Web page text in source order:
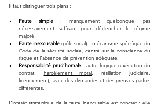
Il faut distinguer trois plans :
Faute simple : manquement quelconque, pas
nécessairement suffisant pour déclencher le régime
majoré.
Faute inexcusable (pôle social) : mécanisme spécifique du
Code de la sécurité sociale, centré sur la conscience du
risque et l’absence de prévention adéquate.
Responsabilité prud’homale : autre logique (exécution du
contrat, harcèlement moral, résiliation judiciaire,
licenciement), avec des demandes et des preuves parfois
différentes.